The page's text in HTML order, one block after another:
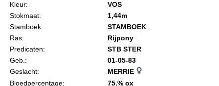
Statuten en reglementen
Algemeen
Kleur:
VOS
Stokmaat:
1,44m
Stamboek:
STAMBOEK
Ras:
Rijpony
Predicaten:
STB STER
Geb.:
01-05-83
Geslacht:
MERRIE
Bloedpercentage:
75.% ox